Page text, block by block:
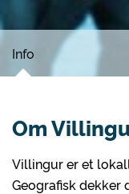
Info
Om
Villingur er et
Geografisk dekker